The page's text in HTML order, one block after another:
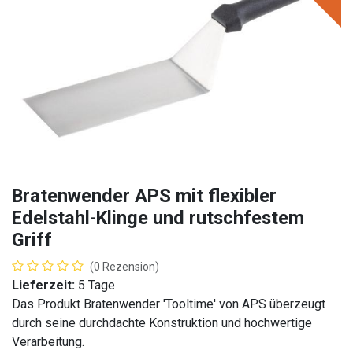
Bratenwender APS mit flexibler
Edelstahl-Klinge und rutschfestem
Griff
(0 Rezension)
Lieferzeit: 5 Tage
Das Produkt Bratenwender 'Tooltime' von APS überzeugt
durch seine durchdachte Konstruktion und hochwertige
Verarbeitung.